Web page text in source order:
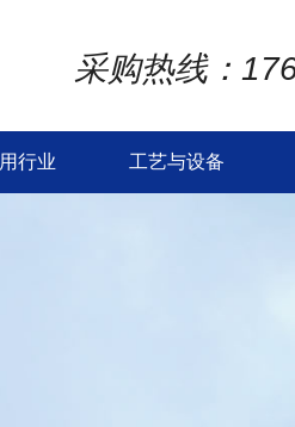
采购热线：
行业 工艺与设备